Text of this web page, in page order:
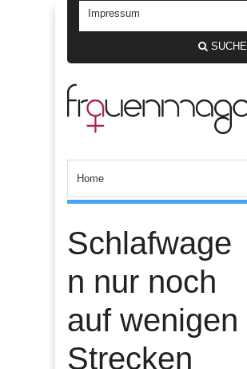
SUCHE
Schlafwage
n nur noch
auf wenigen
Strecken